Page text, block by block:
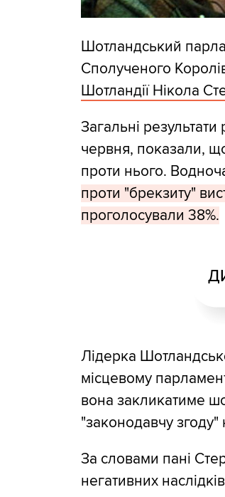
Шотландський
Сполученого
Шотландії Нікола
Загальні
червня, показали,
проти нього.
проти "брекзиту"
проголосували 38%.
Лідерка
місцевому
вона закликатиме
"законодавчу згоду"
За словами пані
негативних